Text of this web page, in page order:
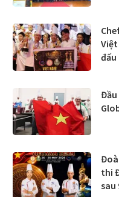
Đầu
thi
sau